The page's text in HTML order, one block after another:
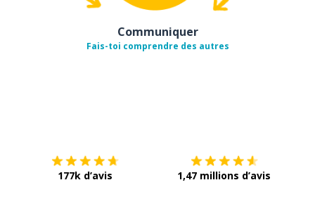
Communiquer
Fais-toi comprendre des autres
177k d’avis 1,47 millions d’avis